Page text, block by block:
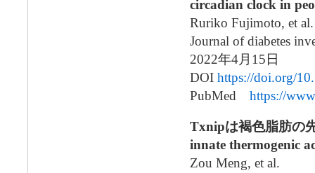
circadian clock in
Ruriko Fujimoto, et al.
Journal of diabetes
2022年4月15日
DOI https://doi.org/
PubMed https://
Txnipは褐色脂肪の
innate thermogenic
Zou Meng, et al.